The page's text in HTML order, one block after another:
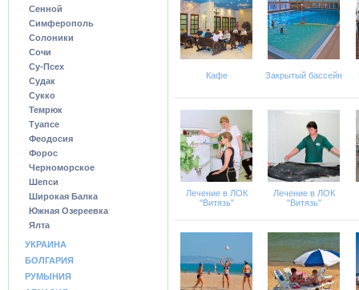
Сенной
Симферополь
Солоники
Сочи
Су-Псех
Судак
Сукко
Темрюк
Туапсе
Феодосия
Форос
Черноморское
Шепси
Широкая Балка
Южная Озереевка
Ялта
УКРАИНА
БОЛГАРИЯ
РУМЫНИЯ
Кафе Закрытый бассейн
Лечение в ЛОК
"Витязь"
Лечение в ЛОК
"Витязь"